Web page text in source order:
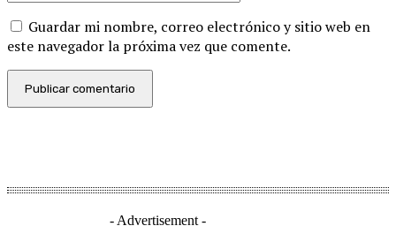
Guardar mi nombre, correo electrónico y sitio web en
este navegador la próxima vez que comente.
- Advertisement -